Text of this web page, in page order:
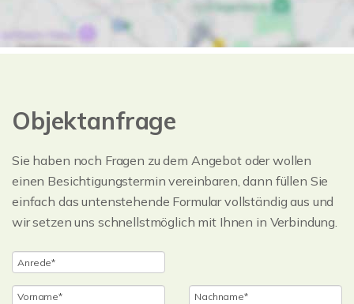
Objektanfrage
Sie haben noch Fragen zu dem Angebot oder wollen
einen Besichtigungstermin vereinbaren, dann füllen Sie
einfach das untenstehende Formular vollständig aus und
wir setzen uns schnellstmöglich mit Ihnen in Verbindung.